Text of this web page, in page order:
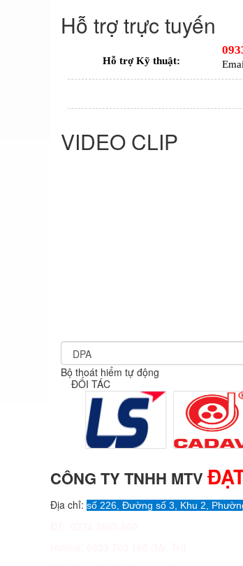
Hỗ trợ trực tuyến
Hỗ trợ Kỹ thuật:
VIDEO CLIP
Bộ thoát hiểm tự động
ĐỐI TÁC
CÔNG TY TNHH MTV
Địa chỉ: số 226, Đường số 3, Khu 2,